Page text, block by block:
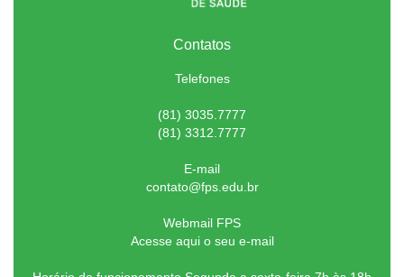
Contatos
Telefones
(81) 3035.7777
(81) 3312.7777
E-mail
contato@fps.edu.br
Webmail FPS
Acesse aqui o seu e-mail